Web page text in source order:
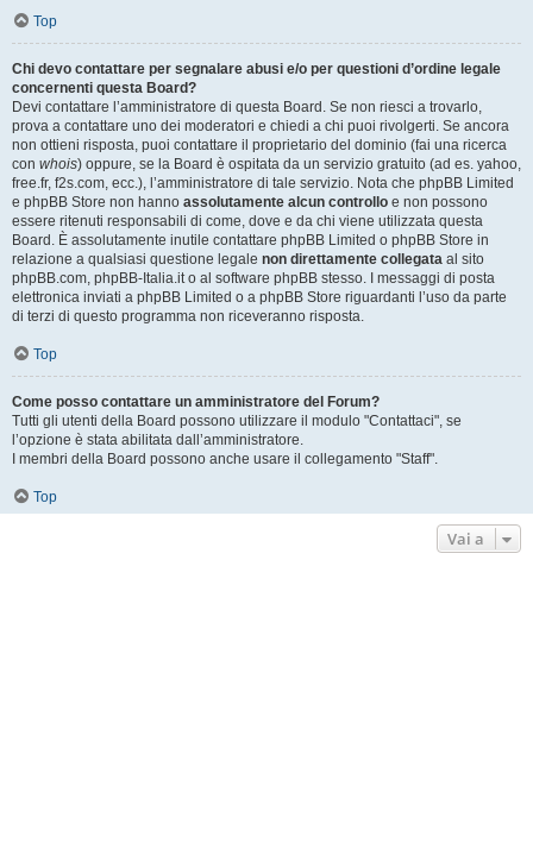
Top
Chi devo contattare per segnalare abusi e/o per questioni d’ordine legale
concernenti questa Board?
Devi contattare l’amministratore di questa Board. Se non riesci a trovarlo,
prova a contattare uno dei moderatori e chiedi a chi puoi rivolgerti. Se ancora
non ottieni risposta, puoi contattare il proprietario del dominio (fai una ricerca
con whois) oppure, se la Board è ospitata da un servizio gratuito (ad es. yahoo,
free.fr, f2s.com, ecc.), l’amministratore di tale servizio. Nota che phpBB Limited
e phpBB Store non hanno assolutamente alcun controllo e non possono
essere ritenuti responsabili di come, dove e da chi viene utilizzata questa
Board. È assolutamente inutile contattare phpBB Limited o phpBB Store in
relazione a qualsiasi questione legale non direttamente collegata al sito
phpBB.com, phpBB-Italia.it o al software phpBB stesso. I messaggi di posta
elettronica inviati a phpBB Limited o a phpBB Store riguardanti l’uso da parte
di terzi di questo programma non riceveranno risposta.
Top
Come posso contattare un amministratore del Forum?
Tutti gli utenti della Board possono utilizzare il modulo "Contattaci", se
l’opzione è stata abilitata dall’amministratore.
I membri della Board possono anche usare il collegamento "Staff".
Top
Vai a